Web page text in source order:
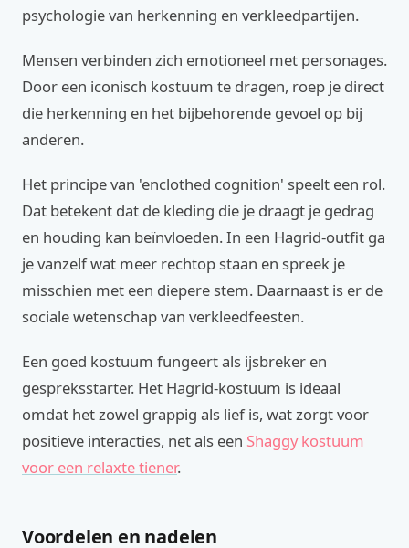
psychologie van herkenning en verkleedpartijen.
Mensen verbinden zich emotioneel met personages.
Door een iconisch kostuum te dragen, roep je direct
die herkenning en het bijbehorende gevoel op bij
anderen.
Het principe van 'enclothed cognition' speelt een rol.
Dat betekent dat de kleding die je draagt je gedrag
en houding kan beïnvloeden. In een Hagrid-outfit ga
je vanzelf wat meer rechtop staan en spreek je
misschien met een diepere stem. Daarnaast is er de
sociale wetenschap van verkleedfeesten.
Een goed kostuum fungeert als ijsbreker en
gespreksstarter. Het Hagrid-kostuum is ideaal
omdat het zowel grappig als lief is, wat zorgt voor
positieve interacties, net als een Shaggy kostuum
voor een relaxte tiener.
Voordelen en nadelen